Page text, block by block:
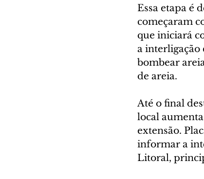
Essa etapa é
começaram
que iniciará
a interligação
bombear
de areia.
Até o final
local
extensão.
informar a
Litoral,